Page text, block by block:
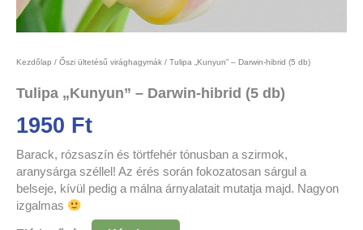
Kezdőlap / Őszi ültetésű virághagymák / Tulipa „Kunyun” – Darwin-hibrid (5 db)
Tulipa „Kunyun” – Darwin-hibrid (5 db)
1950 Ft
Barack, rózsaszín és törtfehér tónusban a szirmok,
aranysárga széllel! Az érés során fokozatosan sárgul a
belseje, kívül pedig a málna árnyalatait mutatja majd. Nagyon
izgalmas